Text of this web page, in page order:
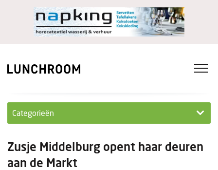
Categorieën
Ondernemen in...
Zusje Middelburg opent haar deuren
aan de Markt